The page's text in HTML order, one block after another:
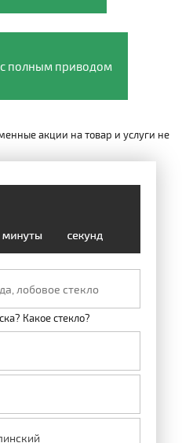
полным приводом
акции на товар и услуги не
Какое стекло?